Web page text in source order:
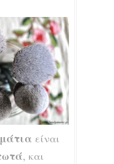
είναι
, και